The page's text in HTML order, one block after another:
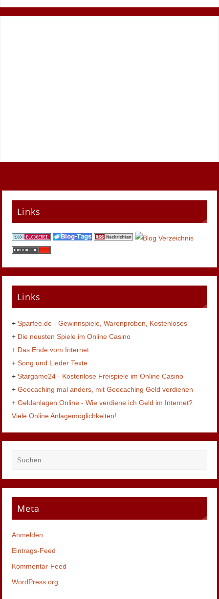
Links
Links
+Sparfee.de - Gewinnspiele, Warenproben, Kostenloses
+ Die neusten Spiele im Online Casino
+ Das Ende vom Internet
+Song und Lieder Texte
+Stargame24 - Kostenlose Freispiele im Online Casino
+Geocaching mal anders, mit Geocaching Geld verdienen
+Geldanlagen Online - Wie verdiene ich Geld im Internet?
Viele Online Anlagemöglichkeiten!
Meta
Anmelden
Eintrags-Feed
Kommentar-Feed
WordPress.org